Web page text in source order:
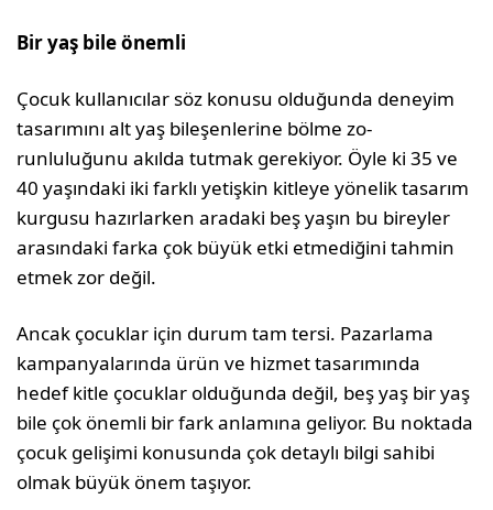
Bir yaş bile önemli
Çocuk kullanıcılar söz konusu olduğunda dene­yim
tasarımını alt yaş bileşenlerine bölme zo­
runluluğunu akılda tutmak gerekiyor. Öyle ki 35 ve
40 yaşındaki iki farklı yetişkin kitleye yönelik tasarım
kurgusu hazırlarken aradaki beş yaşın bu bireyler
arasındaki farka çok büyük etki etmedi­ğini tahmin
etmek zor değil.
Ancak çocuklar için durum tam tersi. Pazarlama
kampanyalarında ürün ve hizmet tasarımında
hedef kitle çocuklar olduğunda değil, beş yaş bir yaş
bile çok önemli bir fark anlamına geliyor. Bu noktada
çocuk gelişimi konusunda çok detaylı bilgi sahibi
olmak büyük önem taşıyor.